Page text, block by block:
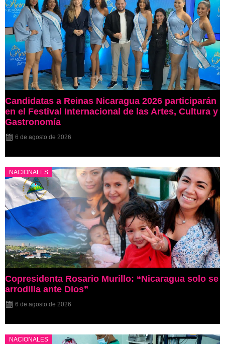
Candidatas a Reinas Nicaragua 2026 participarán
en el Festival Internacional de las Artes, Cultura y
Gastronomía
6 de agosto de 2026
NACIONALES
Copresidenta Rosario Murillo: “Nicaragua solo se
arrodilla ante Dios”
6 de agosto de 2026
NACIONALES